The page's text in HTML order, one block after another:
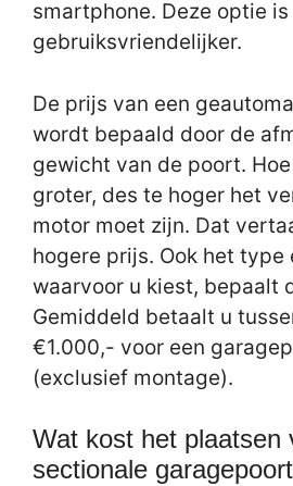
smartphone. Deze optie
gebruiksvriendelijker.
De prijs van een
wordt bepaald door de
gewicht van de poort.
groter, des te hoger het
motor moet zijn. Dat
hogere prijs. Ook het type
waarvoor u kiest, bepaalt
Gemiddeld betaalt u
€1.000,- voor een
(exclusief montage).
Wat kost het plaatsen
sectionale